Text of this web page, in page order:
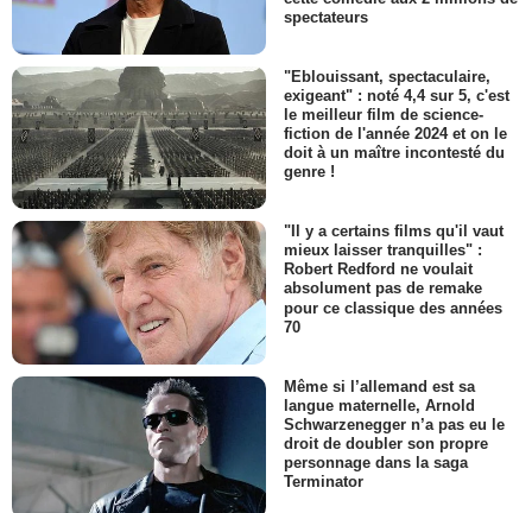
spectateurs
"Eblouissant, spectaculaire,
exigeant" : noté 4,4 sur 5, c'est
le meilleur film de science-
fiction de l'année 2024 et on le
doit à un maître incontesté du
genre !
"Il y a certains films qu'il vaut
mieux laisser tranquilles" :
Robert Redford ne voulait
absolument pas de remake
pour ce classique des années
70
Même si l’allemand est sa
langue maternelle, Arnold
Schwarzenegger n’a pas eu le
droit de doubler son propre
personnage dans la saga
Terminator